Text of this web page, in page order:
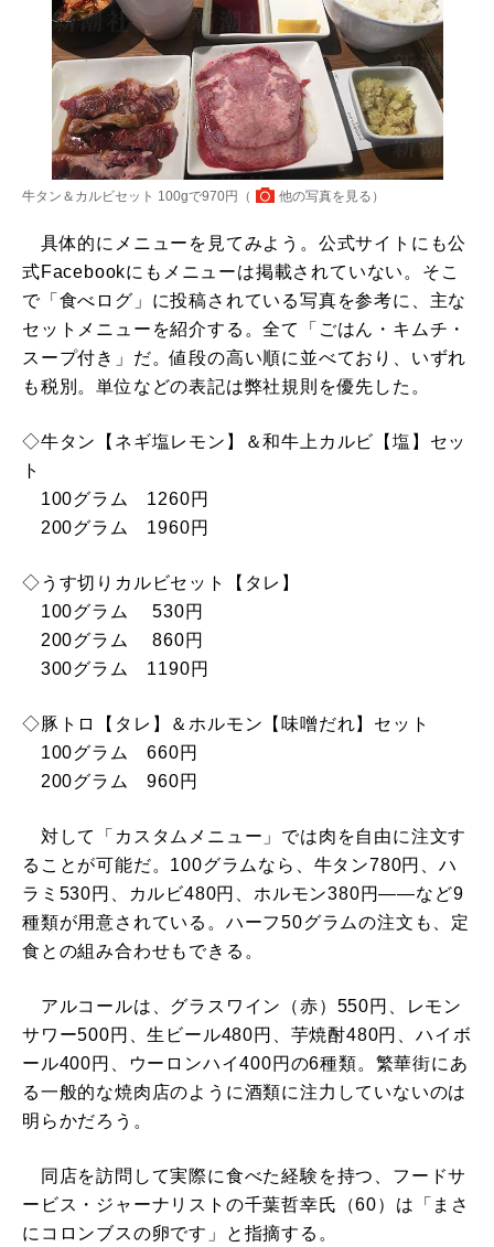
牛タン＆カルビセット 100gで970円（ 他の写真を見る ）
具体的にメニューを見てみよう。公式サイトにも公
式Facebookにもメニューは掲載されていない。そこ
で「食べログ」に投稿されている写真を参考に、主な
セットメニューを紹介する。全て「ごはん・キムチ・
スープ付き」だ。値段の高い順に並べており、いずれ
も税別。単位などの表記は弊社規則を優先した。
◇牛タン【ネギ塩レモン】＆和牛上カルビ【塩】セッ
ト
100グラム 1260円
200グラム 1960円
◇うす切りカルビセット【タレ】
100グラム 530円
200グラム 860円
300グラム 1190円
◇豚トロ【タレ】＆ホルモン【味噌だれ】セット
100グラム 660円
200グラム 960円
対して「カスタムメニュー」では肉を自由に注文す
ることが可能だ。100グラムなら、牛タン780円、ハ
ラミ530円、カルビ480円、ホルモン380円――など9
種類が用意されている。ハーフ50グラムの注文も、定
食との組み合わせもできる。
アルコールは、グラスワイン（赤）550円、レモン
サワー500円、生ビール480円、芋焼酎480円、ハイボ
ール400円、ウーロンハイ400円の6種類。繁華街にあ
る一般的な焼肉店のように酒類に注力していないのは
明らかだろう。
同店を訪問して実際に食べた経験を持つ、フードサ
ービス・ジャーナリストの千葉哲幸氏（60）は「まさ
にコロンブスの卵です」と指摘する。